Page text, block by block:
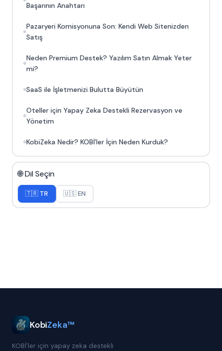
Başarının Anahtarı
Pazaryeri Komisyonuna Son: Kendi Web Sitenizden
Satış
Neden Premium Destek? Yazılım Satın Almak Yeter
mi?
SaaS ile İşletmenizi Bulutta Büyütün
Oteller için Yapay Zeka Destekli Rezervasyon ve
Yönetim
KobiZeka Nedir? KOBİ’ler İçin Neden Kurduk?
🌐 Dil Seçin
🇹🇷 TR 🇺🇸 EN
KobiZeka™
KOBİ'ler için yapay zeka destekli